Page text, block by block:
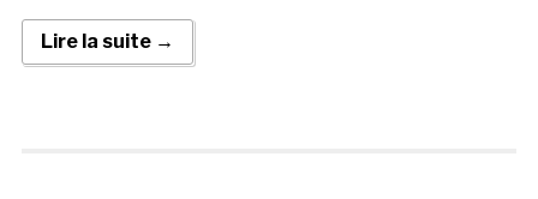
Lire la suite →